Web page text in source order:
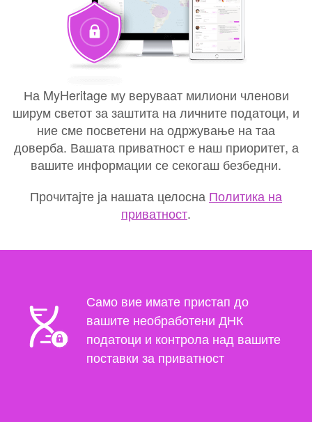
На MyHeritage му веруваат милиони членови
ширум светот за заштита на личните податоци, и
ние сме посветени на одржување на таа
доверба. Вашата приватност е наш приоритет, а
вашите информации се секогаш безбедни.
Прочитајте ја нашата целосна Политика на
приватност.
Само вие имате пристап до
вашите необработени ДНК
податоци и контрола над вашите
поставки за приватност